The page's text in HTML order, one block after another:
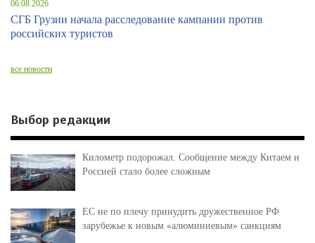
06.08.2026
СГБ Грузии начала расследование кампании против
российских туристов
все новости
Выбор редакции
Километр подорожал. Сообщение между Китаем и
Россией стало более сложным
ЕС не по плечу принудить дружественное РФ
зарубежье к новым «алюминиевым» санкциям